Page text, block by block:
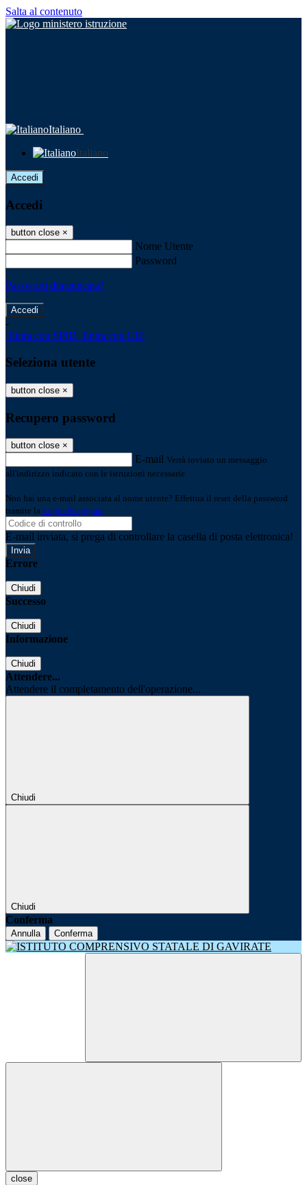
Salta al contenuto
Italiano
Italiano
Accedi
Accedi
button close ×
Nome Utente
Password
Password dimenticata?
-
Entra con SPID Entra con CIE
Seleziona utente
button close ×
Recupero password
button close ×
E-mail Verrà inviato un messaggio
all'indirizzo indicato con le istruzioni necessarie.
Non hai una e-mail associata al nome utente? Effettua il reset della password
tramite la Login Spaggiari
E-mail inviata, si prega di controllare la casella di posta elettronica!
Errore
Chiudi
Successo
Chiudi
Informazione
Chiudi
Attendere...
Attendere il completamento dell'operazione...
Chiudi
Chiudi
Conferma
Annulla Conferma
close